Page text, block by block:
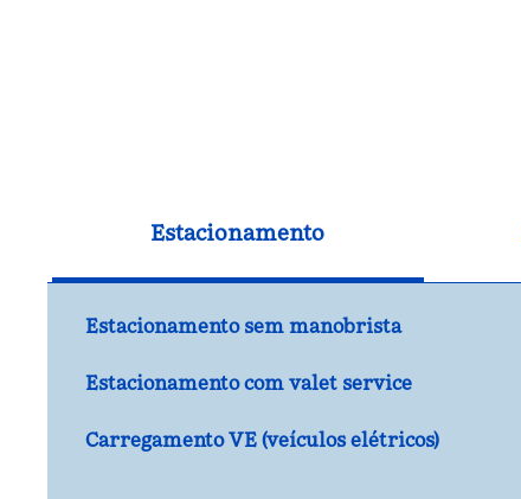
Estacionamento
Estacionamento sem manobrista
Estacionamento com valet service
Carregamento VE (veículos elétricos)